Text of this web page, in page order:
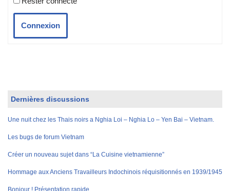
Connexion
Dernières discussions
Une nuit chez les Thais noirs a Nghia Loi – Nghia Lo – Yen Bai – Vietnam.
Les bugs de forum Vietnam
Créer un nouveau sujet dans “La Cuisine vietnamienne”
Hommage aux Anciens Travailleurs Indochinois réquisitionnés en 1939/1945
Bonjour ! Présentation rapide